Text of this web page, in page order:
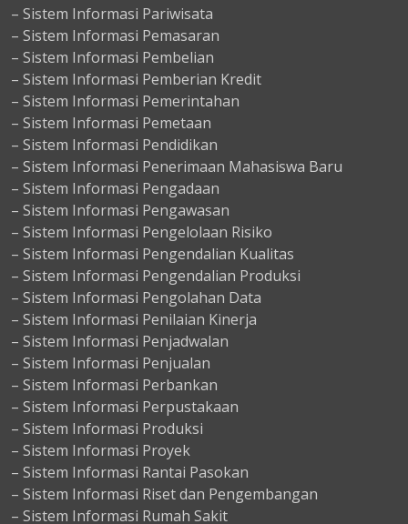
– Sistem Informasi Pariwisata
– Sistem Informasi Pemasaran
– Sistem Informasi Pembelian
– Sistem Informasi Pemberian Kredit
– Sistem Informasi Pemerintahan
– Sistem Informasi Pemetaan
– Sistem Informasi Pendidikan
– Sistem Informasi Penerimaan Mahasiswa Baru
– Sistem Informasi Pengadaan
– Sistem Informasi Pengawasan
– Sistem Informasi Pengelolaan Risiko
– Sistem Informasi Pengendalian Kualitas
– Sistem Informasi Pengendalian Produksi
– Sistem Informasi Pengolahan Data
– Sistem Informasi Penilaian Kinerja
– Sistem Informasi Penjadwalan
– Sistem Informasi Penjualan
– Sistem Informasi Perbankan
– Sistem Informasi Perpustakaan
– Sistem Informasi Produksi
– Sistem Informasi Proyek
– Sistem Informasi Rantai Pasokan
– Sistem Informasi Riset dan Pengembangan
– Sistem Informasi Rumah Sakit